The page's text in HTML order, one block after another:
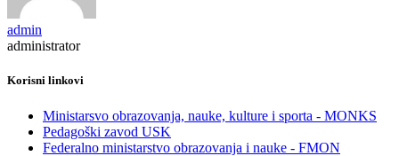
admin
administrator
Korisni linkovi
Ministarsvo obrazovanja, nauke, kulture i sporta - MONKS
Pedagoški zavod USK
Federalno ministarstvo obrazovanja i nauke - FMON